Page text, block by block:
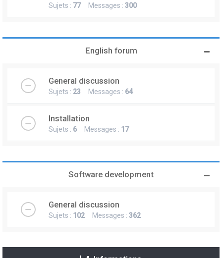
Sujets : 77Messages : 300
English forum
General discussion
Sujets : 23 Messages : 64
Installation
Sujets : 6 Messages : 17
Software development
General discussion
Sujets : 102Messages : 362